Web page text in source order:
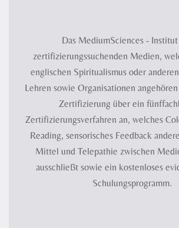
Das MediumSciences -
zertifizierungssuchenden Medien,
englischen Spiritualismus oder
Lehren sowie Organisationen
Zertifizierung über ein
Zertifizierungsverfahren an, welches
Reading, sensorisches Feedback
Mittel und Telepathie zwischen
ausschließt sowie ein kostenloses
Schulungsprogramm.